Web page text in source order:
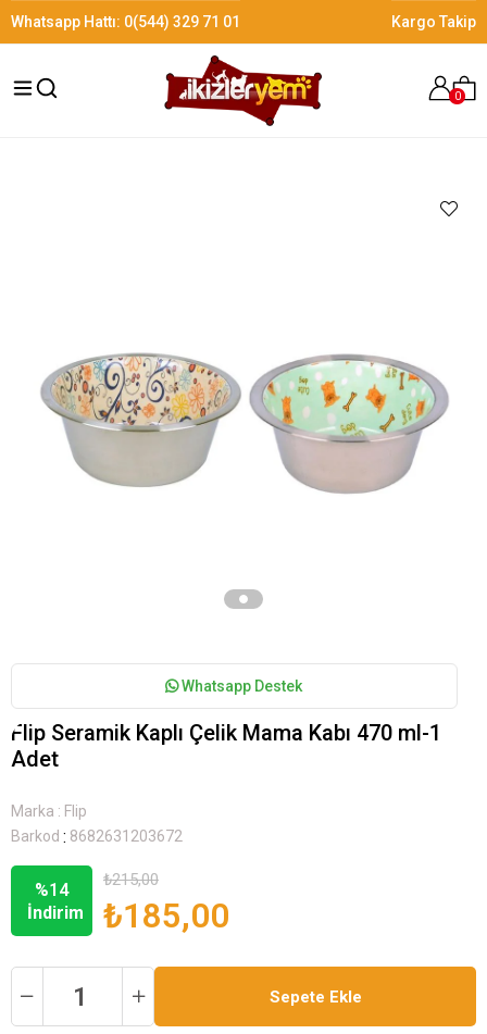
Whatsapp Hattı: 0(544) 329 71 01 Kargo Takip
0
Whatsapp Destek
Flip Seramik Kaplı Çelik Mama Kabı 470 ml-1
Adet
Marka : Flip
Barkod : 8682631203672
%14
İndirim
₺215,00
₺185,00